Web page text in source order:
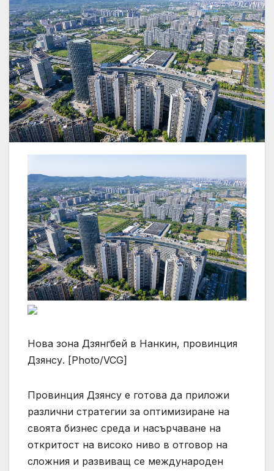
Нова зона Дзянгбей в Нанкин, провинция
Дзянсу. [Photo/VCG]
Провинция Дзянсу е готова да приложи
различни стратегии за оптимизиране на
своята бизнес среда и насърчаване на
откритост на високо ниво в отговор на
сложния и развиващ се международен